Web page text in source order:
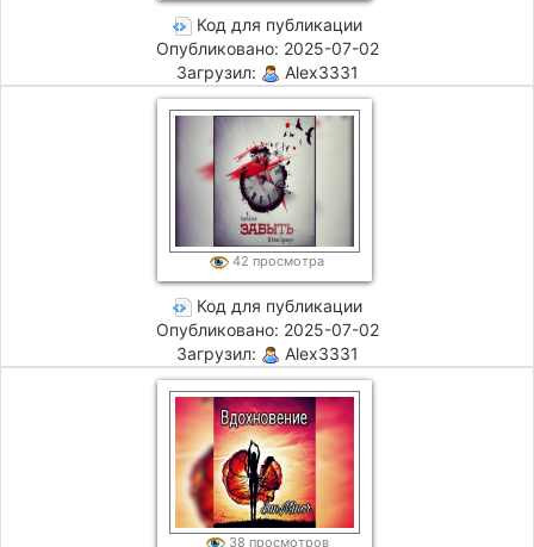
Код для публикации
Опубликовано: 2025-07-02
Загрузил:
Alex3331
42 просмотра
Код для публикации
Опубликовано: 2025-07-02
Загрузил:
Alex3331
38 просмотров